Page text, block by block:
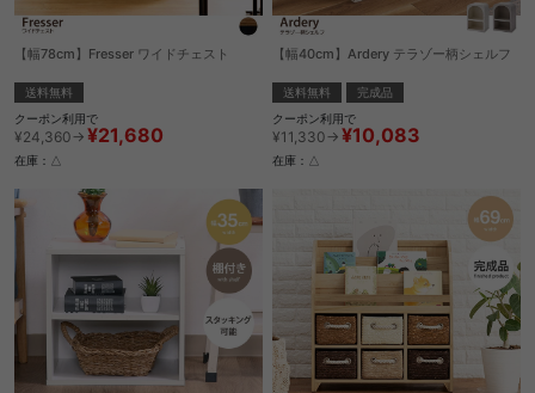
【幅78cm】Fresser ワイドチェスト
送料無料
クーポン利用で
¥24,360→ ¥21,680
在庫：△
【幅40cm】Ardery テラゾー柄シェルフ
送料無料
完成品
クーポン利用で
¥11,330→ ¥10,083
在庫：△